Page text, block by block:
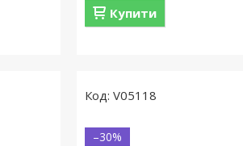
Купити
V05118
–30%